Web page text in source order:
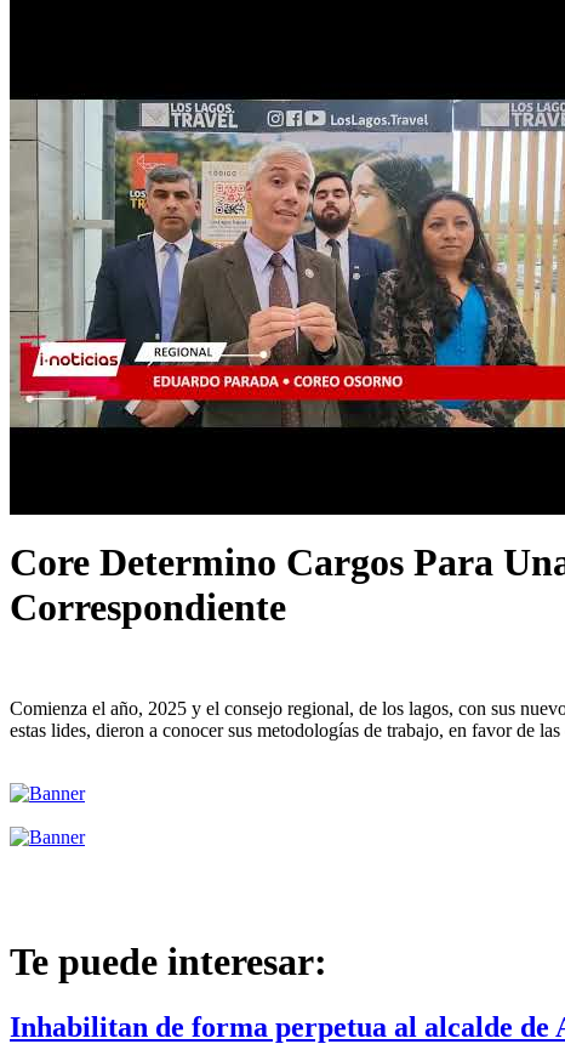
Core Determino Cargos Para
Correspondiente
Comienza el año, 2025 y el consejo regional, de los lagos, con sus
estas lides, dieron a conocer sus metodologías de trabajo, en favor de
Te puede interesar:
Inhabilitan de forma perpetua al alcalde de